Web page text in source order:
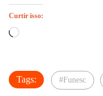
Curtir isso:
Carregando...
Tags: #Funesc